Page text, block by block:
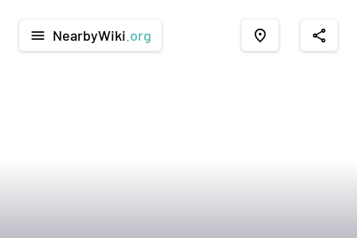
menu NearbyWiki .org place share